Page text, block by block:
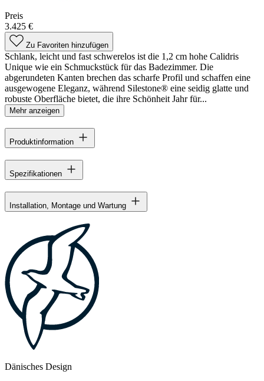
Preis
3.425 €
Zu Favoriten hinzufügen
Schlank, leicht und fast schwerelos ist die 1,2 cm hohe Calidris
Unique wie ein Schmuckstück für das Badezimmer. Die
abgerundeten Kanten brechen das scharfe Profil und schaffen eine
ausgewogene Eleganz, während Silestone® eine seidig glatte und
robuste Oberfläche bietet, die ihre Schönheit Jahr für...
Mehr anzeigen
Produktinformation
Spezifikationen
Installation, Montage und Wartung
Dänisches Design